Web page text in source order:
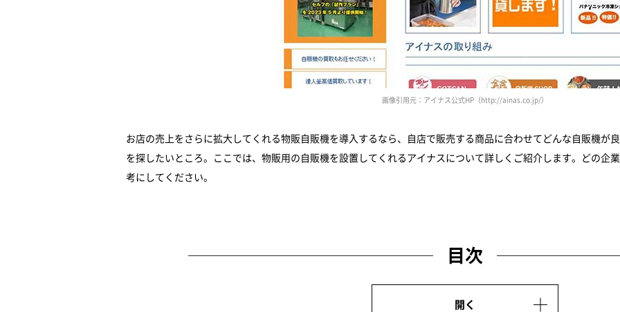
画像引用元：アイナス公式HP（http://ainas.co.jp/）
お店の売上をさらに拡大してくれる物販自販機を導入するなら、自店で販売する商品に合わせてどんな自販機が
を探したいところ。ここでは、物販用の自販機を設置してくれるアイナスについて詳しくご紹介します。どの企
考にしてください。
目次